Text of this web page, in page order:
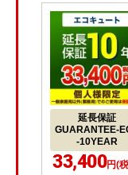
延長保証
GUARANTEE-
-10YEAR
33,400円(